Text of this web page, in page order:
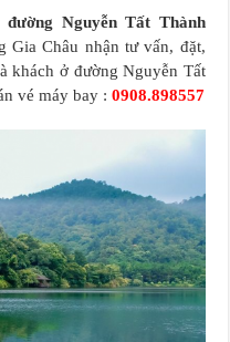
đường Nguyễn Tất Thành
Gia Châu nhận tư vấn, đặt,
khách ở đường Nguyễn Tất
vé máy bay :0908.898557